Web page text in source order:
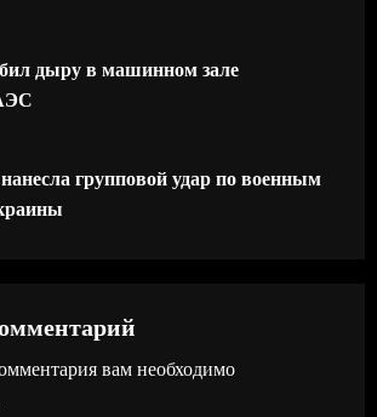
дыру в машинном зале
групповой удар по военным
вам необходимо